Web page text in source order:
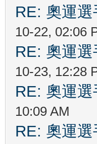
RE: 奧運
10-22, 02:06
RE: 奧運
10-23, 12:28
RE: 奧運
10:09 AM
RE: 奧運